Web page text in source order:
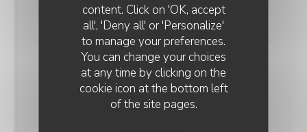
content. Click on 'OK, accept
all', 'Deny all' or 'Personalize'
to manage your preferences.
You can change your choices
at any time by clicking on the
cookie icon at the bottom left
of the site pages.
8,00 EUR
Get 27 ou 31
7,00 EUR
6 cl